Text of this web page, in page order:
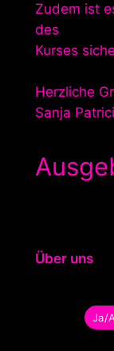
Zudem ist
des
Kurses
Herzliche
Sanja
Über uns
Ja/